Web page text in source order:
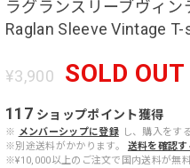
ラグランスリーブヴィ
Raglan Sleeve Vintage
¥3,900 SOLD OUT
117 ショップポイント獲得
※ メンバーシップに登録
し、購入をす
※別途送料がかかります。
送料を確認す
※¥10,000以上のご注文で国内送料が無料